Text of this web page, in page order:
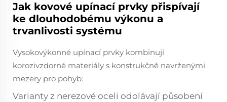
Jak kovové upínací prvky přispívají
ke dlouhodobému výkonu a
trvanlivosti systému
Vysokovýkonné upínací prvky kombinují
korozivzdorné materiály s konstrukčně navrženými
mezery pro pohyb:
Varianty z nerezové oceli odolávají působení